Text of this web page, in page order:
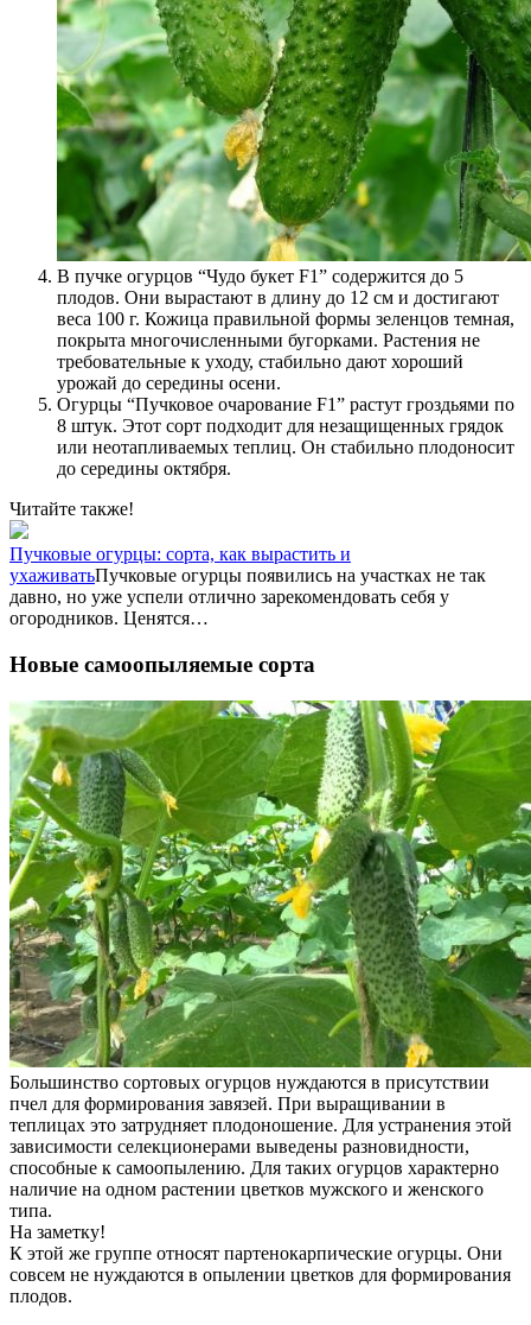
В пучке огурцов “Чудо букет F1” содержится до 5
плодов. Они вырастают в длину до 12 см и достигают
веса 100 г. Кожица правильной формы зеленцов темная,
покрыта многочисленными бугорками. Растения не
требовательные к уходу, стабильно дают хороший
урожай до середины осени.
Огурцы “Пучковое очарование F1” растут гроздьями по
8 штук. Этот сорт подходит для незащищенных грядок
или неотапливаемых теплиц. Он стабильно плодоносит
до середины октября.
Читайте также!
Пучковые огурцы: сорта, как вырастить и
ухаживатьПучковые огурцы появились на участках не так
давно, но уже успели отлично зарекомендовать себя у
огородников. Ценятся…
Новые самоопыляемые сорта
Большинство сортовых огурцов нуждаются в присутствии
пчел для формирования завязей. При выращивании в
теплицах это затрудняет плодоношение. Для устранения этой
зависимости селекционерами выведены разновидности,
способные к самоопылению. Для таких огурцов характерно
наличие на одном растении цветков мужского и женского
типа.
На заметку!
К этой же группе относят партенокарпические огурцы. Они
совсем не нуждаются в опылении цветков для формирования
плодов.